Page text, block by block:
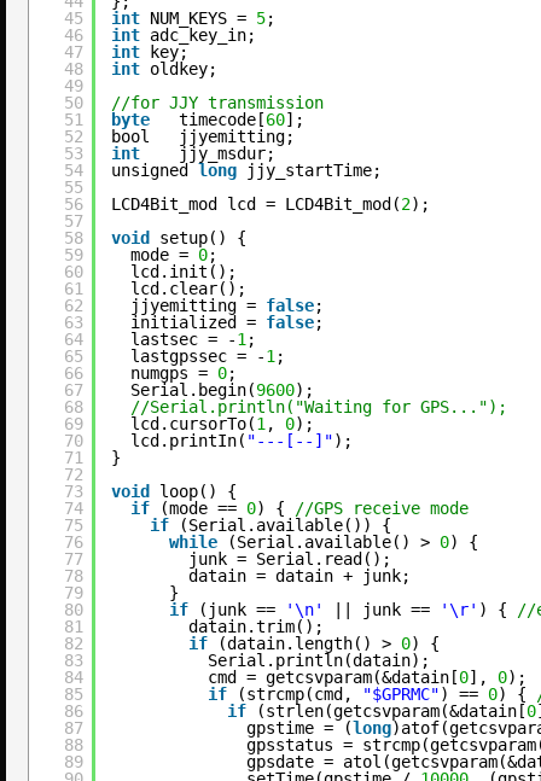
45
46
47
48
49
50
51
52
53
54
55
56
57
58
59
60
61
62
63
64
65
66
67
68
69
70
71
72
73
74
75
76
77
78
79
80
81
82
83
84
85
86
87
88
89
int NUM_KEYS = 5;
int adc_key_in;
int
key;
int oldkey;
//for JJY transmission
byte
timecode[60];
bool   jjyemitting;
int
jjy_msdur;
unsigned long
jjy_startTime;
LCD4Bit_mod lcd = LCD4Bit_mod(2);
void
setup() {
mode = 0;
lcd.init();
lcd.clear();
jjyemitting = false;
initialized = false;
lastsec = -1 ;
lastgpssec = -1 ;
numgps = 0;
Serial.begin(9600);
//Serial.println("Waiting for GPS...");
lcd.cursorTo(1 , 0);
lcd.printIn( "---[--]");
}
void
loop() {
if
(mode == 0) {
//GPS receive mode
if
(Serial.available()) {
while
(Serial.available() > 0) {
junk = Serial.read();
datain = datain + junk;
}
if
(junk == '\n' || junk == '\r' ) {
//
datain.trim();
if
(datain.length() > 0) {
Serial.println(datain);
cmd = getcsvparam(&datain[0], 0);
if
(strcmp(cmd, "$GPRMC") == 0) {
if
(strlen(getcsvparam(&datain[0
gpstime = (long
gpsstatus =
gpsdate =